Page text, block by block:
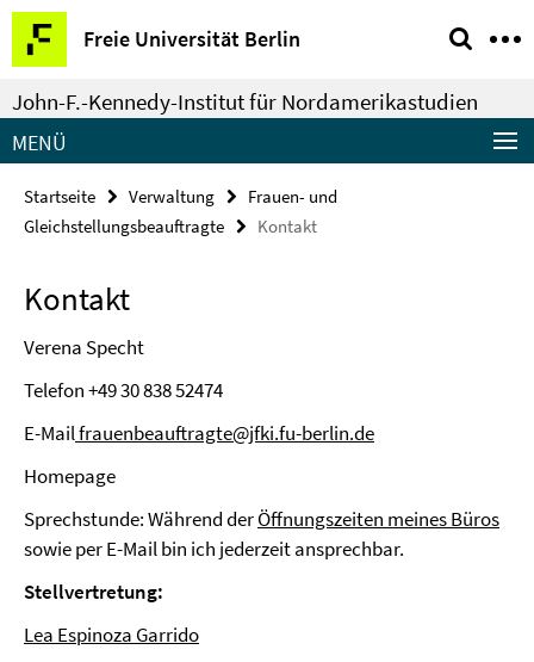
Springe
direkt
zu
Inhalt
Freie Universität Berlin
Service-
Navigation
John-F.-Kennedy-Institut für Nordamerikastudien
MENÜ
Startseite Verwaltung
Frauen- und
Gleichstellungsbeauftragte
Kontakt
Kontakt
Verena Specht
Telefon+49 30 838 52474
E-Mailfrauenbeauftragte@jfki.fu-berlin.de
Homepage
Sprechstunde: Während derÖffnungszeiten meines Büros
sowie per E-Mail bin ich jederzeit ansprechbar.
Stellvertretung:
Lea Espinoza Garrido